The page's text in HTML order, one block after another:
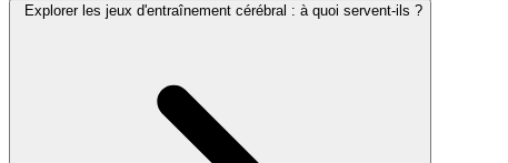
Explorer les jeux d'entraînement cérébral : à quoi servent-ils ?